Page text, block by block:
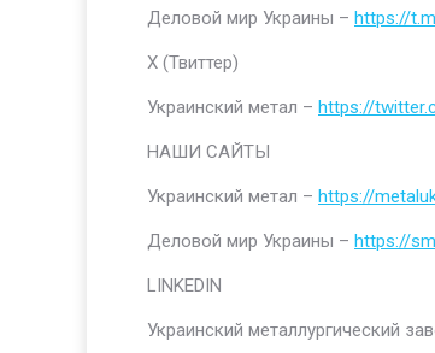
Деловой мир Украины – https://
Х (Твиттер)
Украинский метал – https://
НАШИ САЙТЫ
Украинский метал – https://
Деловой мир Украины – https://
LINKEDIN
Украинский металлургический